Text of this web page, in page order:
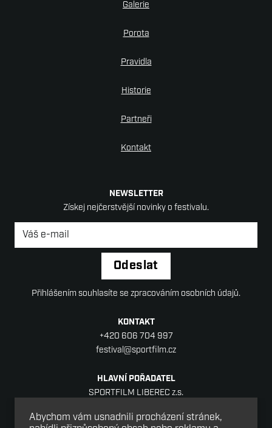
Galerie
Porota
Pravidla
Historie
Partneři
Kontakt
NEWSLETTER
Získej nejčerstvější novinky o festivalu.
Newsletter *
Odeslat
Přihlášením souhlasíte se zpracováním osobních údajů.
KONTAKT
+420 606 704 997
festival@sportfilm.cz
HLAVNÍ POŘADATEL
SPORTFILM LIBEREC z.s.
460 05 Liberec
Abychom vám usnadnili procházení stránek,